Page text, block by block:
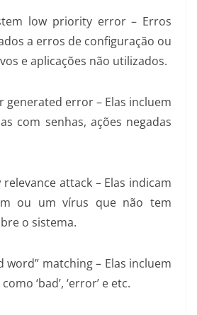
low priority error – Erros
a erros de configuração ou
e aplicações não utilizados.
generated error – Elas incluem
com senhas, ações negadas
attack – Elas indicam
ou um vírus que não tem
o sistema.
word” matching – Elas incluem
‘bad’, ‘error’ e etc.